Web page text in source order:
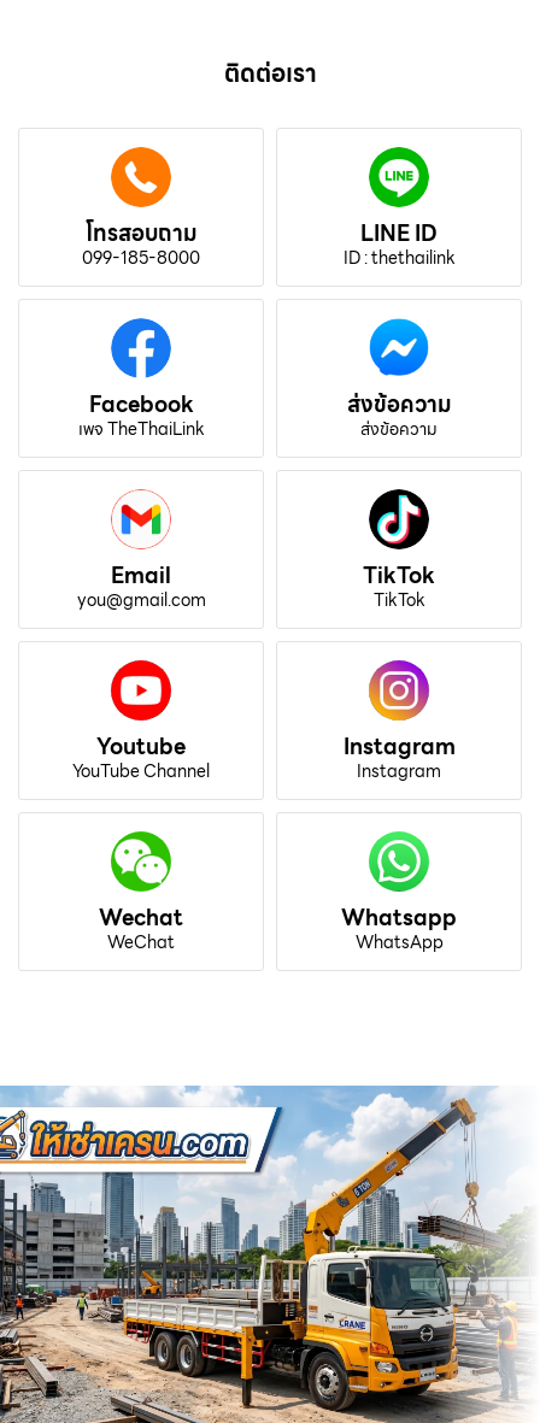
ติดต่อเรา
โทรสอบถาม
099-185-8000
LINE ID
ID : thethailink
Facebook
เพจ TheThaiLink
ส่งข้อความ
ส่งข้อความ
Email
you@gmail.com
TikTok
TikTok
Youtube
YouTube Channel
Instagram
Instagram
Wechat
WeChat
Whatsapp
WhatsApp